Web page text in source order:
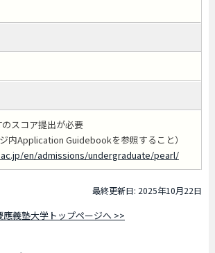
のスコア提出が必要
内Application Guidebookを参照すること）
en/admissions/undergraduate/pearl/
最終更新日: 2025年10月22日
應義塾大学トップページへ >>